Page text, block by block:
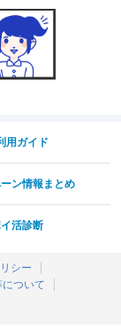
用ガイド
ン情報まとめ
活診断
シー
ついて